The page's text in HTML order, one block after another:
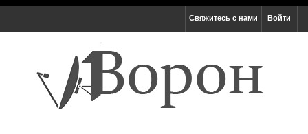
Войти
Свяжитесь с нами